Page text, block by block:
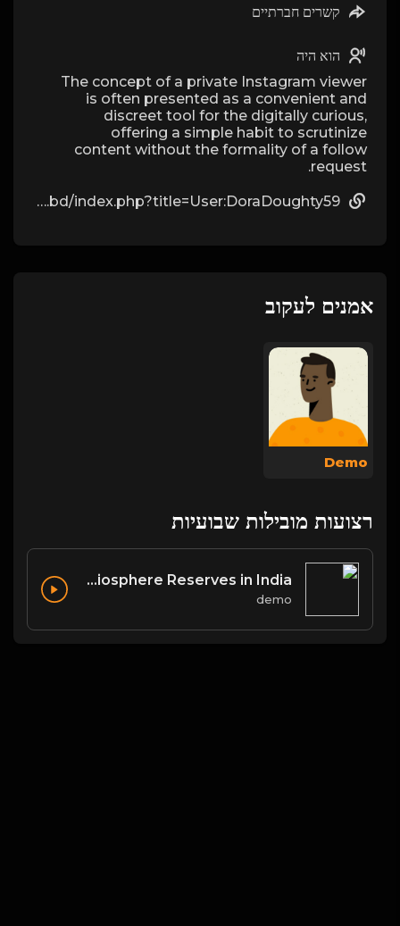
קשרים חברתיים
הוא היה
The concept of a private Instagram viewer
is often presented as a convenient and
discreet tool for the digitally curious,
offering a simple habit to scrutinize
content without the formality of a follow
request.
https://wiki.creo.com.bd/index.php?title=User:DoraDoughty59
אמנים לעקוב
Demo
רצועות מובילות שבועיות
List of Biosphere Reserves in India
demo